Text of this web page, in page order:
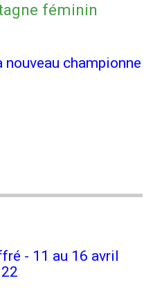
féminin
nouveau championne
- 11 au 16 avril